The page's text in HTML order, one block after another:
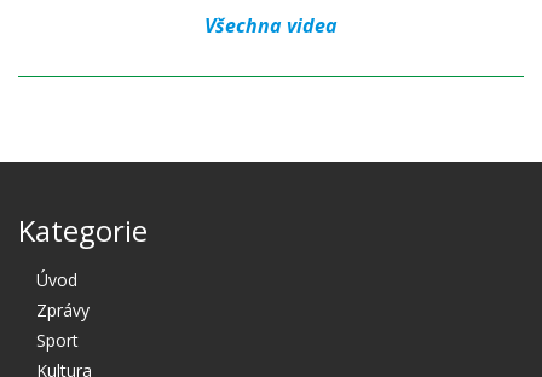
Všechna videa
Kategorie
Úvod
Zprávy
Sport
Kultura